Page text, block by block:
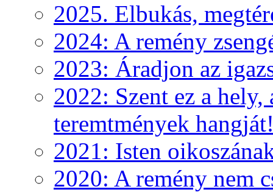
2025. Elbukás,
2024: A remény
2023: Áradjon az
2022: Szent ez a
teremtmények
2021: Isten
2020: A remény nem